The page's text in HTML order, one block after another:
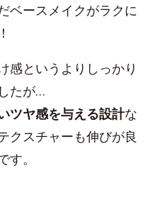
ベースメイクがラクに
感というよりしっかり
たが…
ツヤ感を与える設計な
クスチャーも伸びが良
。